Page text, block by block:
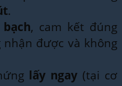
.
, cam kết đúng
được và không
lấy ngay(tại cơ